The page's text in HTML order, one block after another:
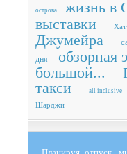
острова жизнь в
выставки
Джумейра
дня
обзорная
большой...
такси
all inclusive
Шарджи